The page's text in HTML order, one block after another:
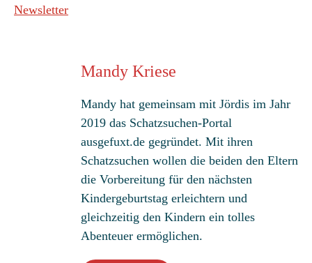
Newsletter
Mandy Kriese
Mandy hat gemeinsam mit Jördis im Jahr
2019 das Schatzsuchen-Portal
ausgefuxt.de gegründet. Mit ihren
Schatzsuchen wollen die beiden den Eltern
die Vorbereitung für den nächsten
Kindergeburtstag erleichtern und
gleichzeitig den Kindern ein tolles
Abenteuer ermöglichen.